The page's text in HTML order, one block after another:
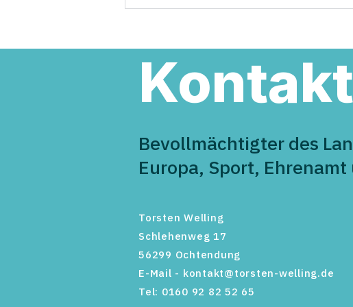
Kontakt
Bevollmächtigter des
Europa, Sport, Ehrenamt
Torsten Welling
Schlehenweg 17
56299 Ochtendung
E-Mail - kontakt@torsten-welling.de
Tel: 0160 92 82 52 65